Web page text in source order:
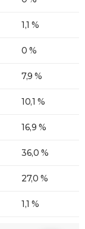
1,1 %
0 %
7,9 %
10,1 %
16,9 %
36,0 %
27,0 %
1,1 %